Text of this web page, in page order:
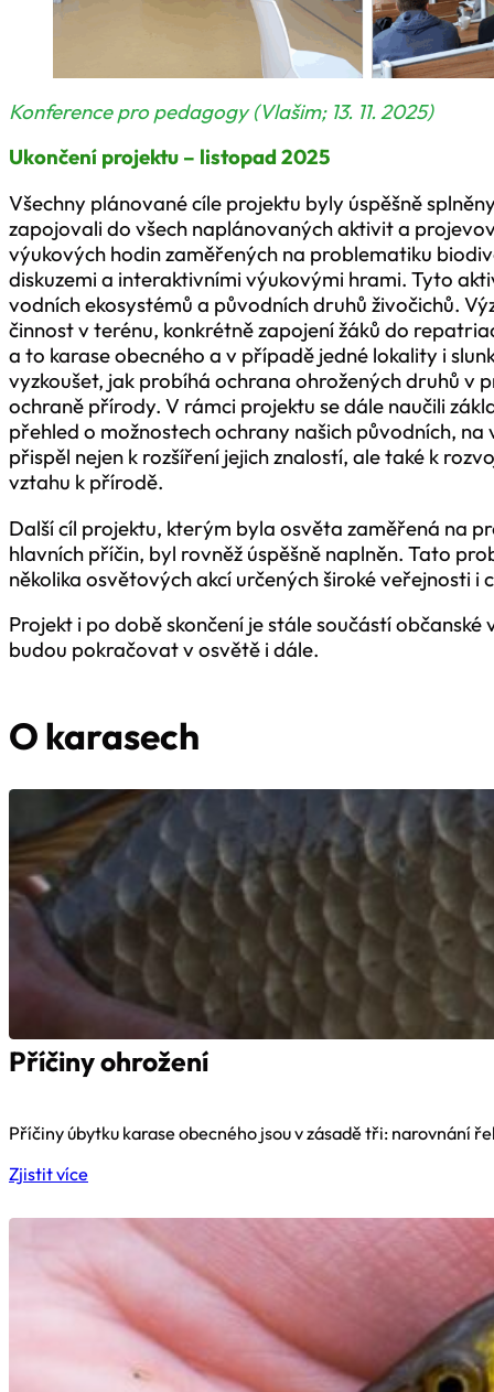
Konference pro pedagogy (Vlašim; 13. 11. 2025)
Ukončení projektu – listopad 2025
Všechny plánované cíle projektu byly úspěšně
zapojovali do všech naplánovaných aktivit a
výukových hodin zaměřených na problematiku
diskuzemi a interaktivními výukovými hrami. Tyto
vodních ekosystémů a původních druhů živočichů.
činnost v terénu, konkrétně zapojení žáků do
a to karase obecného a v případě jedné lokality i
vyzkoušet, jak probíhá ochrana ohrožených druhů v
ochraně přírody. V rámci projektu se dále naučili
přehled o možnostech ochrany našich původních,
přispěl nejen k rozšíření jejich znalostí, ale také k
vztahu k přírodě.
Další cíl projektu, kterým byla osvěta zaměřená na
hlavních příčin, byl rovněž úspěšně naplněn. Tato
několika osvětových akcí určených široké veřejnosti i
Projekt i po době skončení je stále součástí
budou pokračovat v osvětě i dále.
O karasech
Příčiny ohrožení
Příčiny úbytku karase obecného jsou v zásadě tři: narovnání
Zjistit více